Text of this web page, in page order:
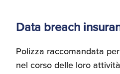
Data breach
Polizza raccomandata
nel corso delle loro